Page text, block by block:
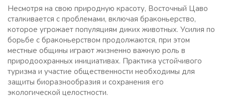
Несмотря на свою природную красоту, Восточный Цаво
сталкивается с проблемами, включая браконьерство,
которое угрожает популяциям диких животных. Усилия по
борьбе с браконьерством продолжаются, при этом
местные общины играют жизненно важную роль в
природоохранных инициативах. Практика устойчивого
туризма и участие общественности необходимы для
защиты биоразнообразия и сохранения его
экологической целостности.